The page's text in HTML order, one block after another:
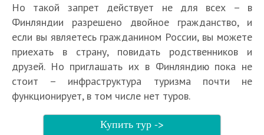
Но такой запрет действует не для всех – в
Финляндии разрешено двойное гражданство, и
если вы являетесь гражданином России, вы можете
приехать в страну, повидать родственников и
друзей. Но приглашать их в Финляндию пока не
стоит – инфраструктура туризма почти не
функционирует, в том числе нет туров.
Купить тур ->